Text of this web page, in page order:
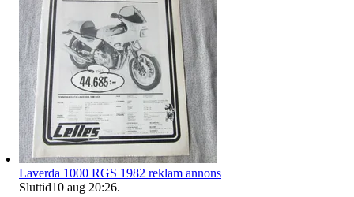
Laverda 1000 RGS 1982 reklam annons
Sluttid10 aug 20:26.